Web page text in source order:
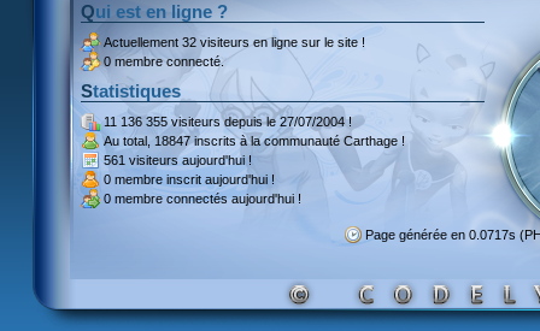
Qui est en ligne ?
Actuellement 32 visiteurs en ligne sur le site !
0 membre connecté.
Statistiques
11 136 355 visiteursdepuis le 27/07/2004 !
Au total, 18847 inscritsà la communauté Carthage !
561 visiteurs aujourd'hui !
0 membre inscrit aujourd'hui !
0 membre connectés aujourd'hui !
Page générée en 0.0717s